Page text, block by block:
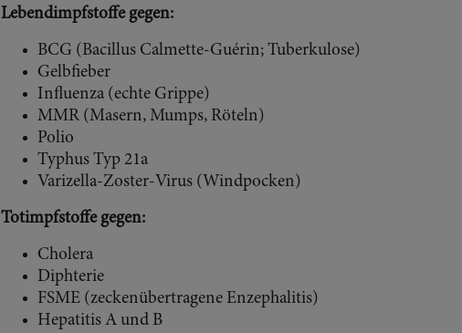
Lebendimpfstoffe gegen:
BCG (Bacillus Calmette-Guérin; Tuberkulose)
Gelbfieber
Influenza (echte Grippe)
MMR (Masern, Mumps, Röteln)
Polio
Typhus Typ 21a
Varizella-Zoster-Virus (Windpocken)
Totimpfstoffe gegen:
Cholera
Diphterie
FSME (zeckenübertragene Enzephalitis)
Hepatitis A und B